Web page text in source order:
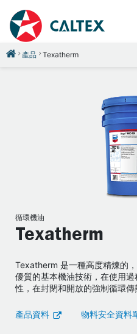
產品 Texatherm
循環機油
Texatherm
Texatherm 是一種高度精煉的
優質的基本機油技術，在使用
性，在封閉和開放的強制循環
產品資料 物料安全資料